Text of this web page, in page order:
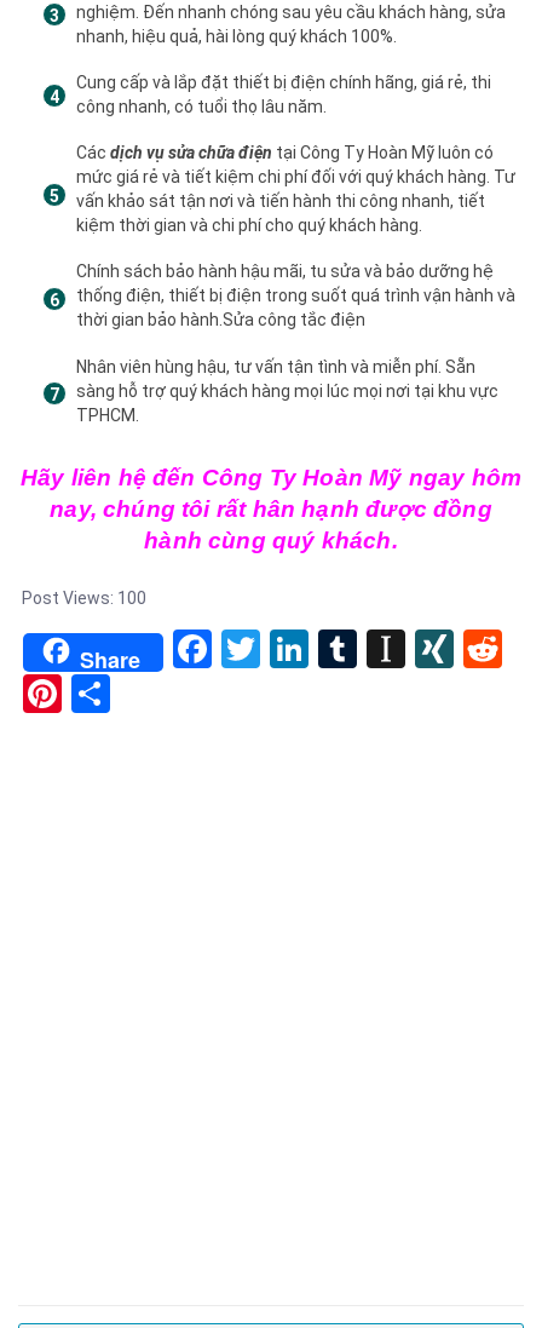
nghiệm. Đến nhanh chóng sau yêu cầu khách hàng, sửa
nhanh, hiệu quả, hài lòng quý khách 100%.
Cung cấp và lắp đặt thiết bị điện chính hãng, giá rẻ, thi
công nhanh, có tuổi thọ lâu năm.
Các dịch vụ sửa chữa điện tại Công Ty Hoàn Mỹ luôn có
mức giá rẻ và tiết kiệm chi phí đối với quý khách hàng. Tư
vấn khảo sát tận nơi và tiến hành thi công nhanh, tiết
kiệm thời gian và chi phí cho quý khách hàng.
Chính sách bảo hành hậu mãi, tu sửa và bảo dưỡng hệ
thống điện, thiết bị điện trong suốt quá trình vận hành và
thời gian bảo hành.Sửa công tắc điện
Nhân viên hùng hậu, tư vấn tận tình và miễn phí. Sẵn
sàng hỗ trợ quý khách hàng mọi lúc mọi nơi tại khu vực
TPHCM.
Hãy liên hệ đến Công Ty Hoàn Mỹ ngay hôm
nay, chúng tôi rất hân hạnh được đồng
hành cùng quý khách.
Post Views: 100
Share Facebook
TwitterLinkedIn
Tumblr
Pinterest